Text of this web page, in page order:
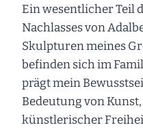
Ein wesentlicher Teil
Nachlasses von
Skulpturen meines
befinden sich im
prägt mein
Bedeutung von
künstlerischer